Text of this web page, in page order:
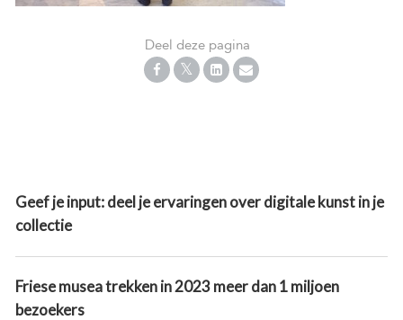
Deel deze pagina
Geef je input: deel je ervaringen over digitale kunst in je
collectie
Friese musea trekken in 2023 meer dan 1 miljoen
bezoekers